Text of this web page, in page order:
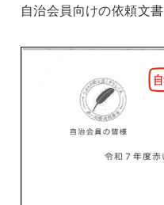
自治会員向けの依頼文書